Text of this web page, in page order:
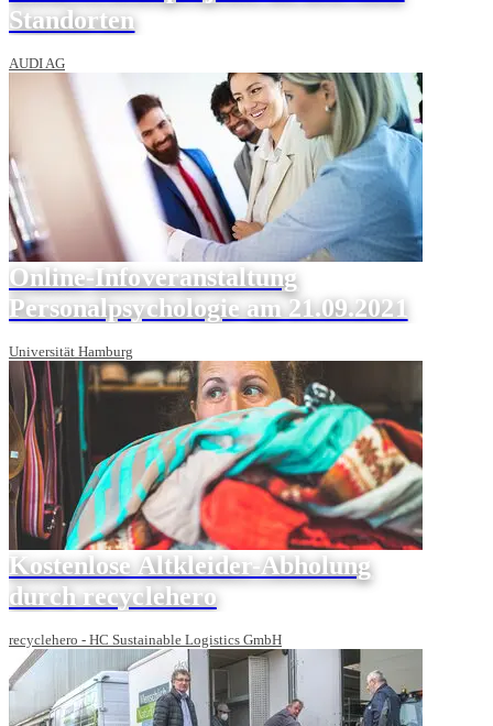
Standorten
AUDI AG
Online-Infoveranstaltung
Personalpsychologie am 21.09.2021
Universität Hamburg
Kostenlose Altkleider-Abholung
durch recyclehero
recyclehero - HC Sustainable Logistics GmbH